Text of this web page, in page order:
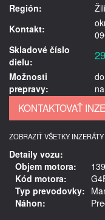
Región:
Kontakt:
Skladové číslo
dielu:
Možnosti
prepravy:
ZOBRAZIŤ VŠETKY
Detaily vozu:
Objem motora:
Kód motora:
Typ prevodovky:
Náhon: